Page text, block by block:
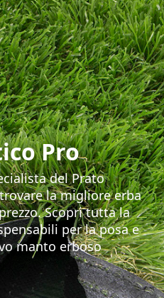
Pro
del Prato
la migliore erba
Scopri tutta la
per la posa e
manto erboso